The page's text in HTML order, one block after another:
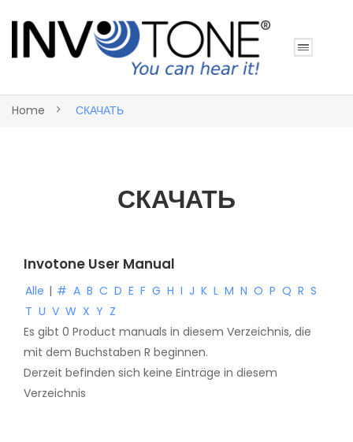
Home СКАЧАТЬ
СКАЧАТЬ
Invotone User Manual
Alle | # A B C D E F G H I J K L M N O P Q R S
T U V W X Y Z
Es gibt 0 Product manuals in diesem Verzeichnis, die
mit dem Buchstaben R beginnen.
Derzeit befinden sich keine Einträge in diesem
Verzeichnis